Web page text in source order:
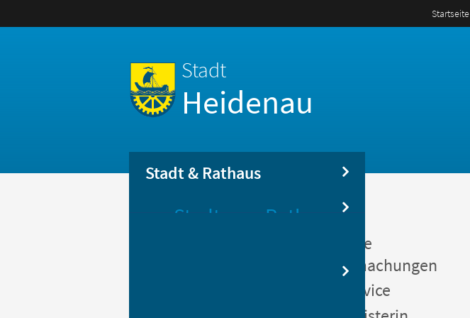
Startseite
Stadt
Heidenau
Stadt & Rathaus
Stadt Rathaus
Öffentliche
Bekanntmachungen
Bürgerservice